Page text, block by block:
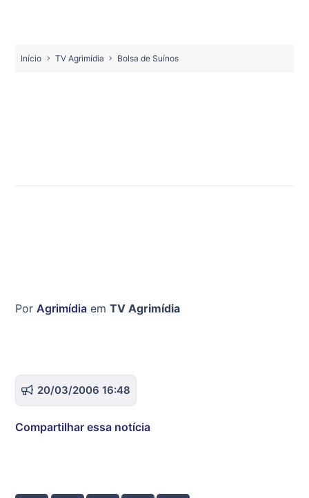
Início TV Agrimídia Bolsa de Suínos
Por Agrimídia em TV Agrimídia
20/03/2006 16:48
Compartilhar essa notícia